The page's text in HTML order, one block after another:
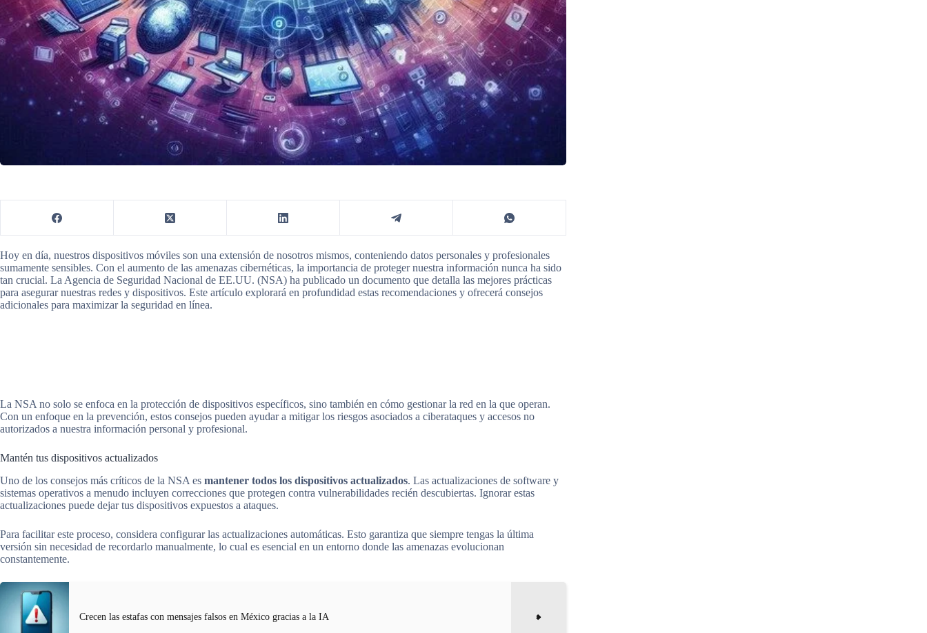
Hoy en día, nuestros dispositivos móviles son una extensión de nosotros mismos, conteniendo datos personales y profesionales
sumamente sensibles. Con el aumento de las amenazas cibernéticas, la importancia de proteger nuestra información nunca ha sido
tan crucial. La Agencia de Seguridad Nacional de EE.UU. (NSA) ha publicado un documento que detalla las mejores prácticas
para asegurar nuestras redes y dispositivos. Este artículo explorará en profundidad estas recomendaciones y ofrecerá consejos
adicionales para maximizar la seguridad en línea.
La NSA no solo se enfoca en la protección de dispositivos específicos, sino también en cómo gestionar la red en la que operan.
Con un enfoque en la prevención, estos consejos pueden ayudar a mitigar los riesgos asociados a ciberataques y accesos no
autorizados a nuestra información personal y profesional.
Mantén tus dispositivos actualizados
Uno de los consejos más críticos de la NSA es mantener todos los dispositivos actualizados. Las actualizaciones de software y
sistemas operativos a menudo incluyen correcciones que protegen contra vulnerabilidades recién descubiertas. Ignorar estas
actualizaciones puede dejar tus dispositivos expuestos a ataques.
Para facilitar este proceso, considera configurar las actualizaciones automáticas. Esto garantiza que siempre tengas la última
versión sin necesidad de recordarlo manualmente, lo cual es esencial en un entorno donde las amenazas evolucionan
constantemente.
Crecen las estafas con mensajes falsos en México gracias a la IA